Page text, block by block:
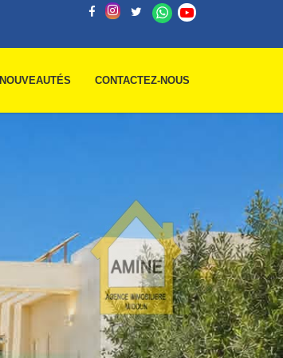
NOUVEAUTÉS CONTACTEZ-NOUS